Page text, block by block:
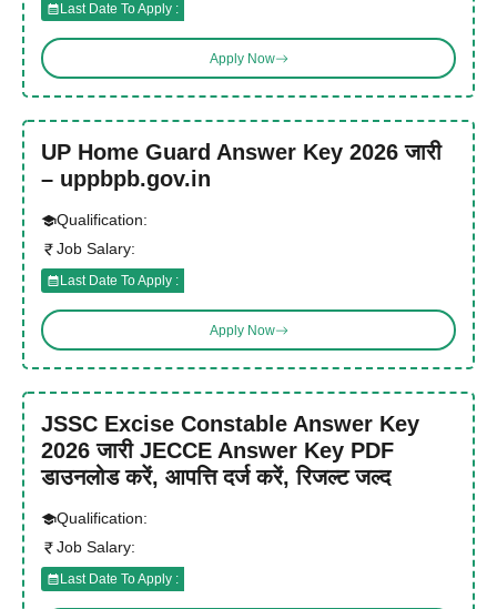
Last Date To Apply :
Apply Now
UP Home Guard Answer Key 2026 जारी
– uppbpb.gov.in
Qualification:
Job Salary:
Last Date To Apply :
Apply Now
JSSC Excise Constable Answer Key
2026 जारी JECCE Answer Key PDF
डाउनलोड करें, आपत्ति दर्ज करें, रिजल्ट जल्द
Qualification:
Job Salary:
Last Date To Apply :